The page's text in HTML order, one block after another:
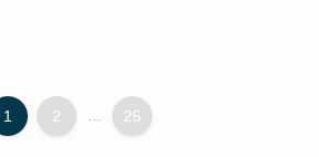
1 2 ... 25